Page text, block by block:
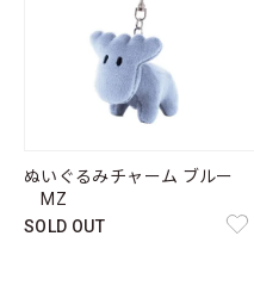
ぬいぐるみチャーム ブルー
MZ
SOLD OUT